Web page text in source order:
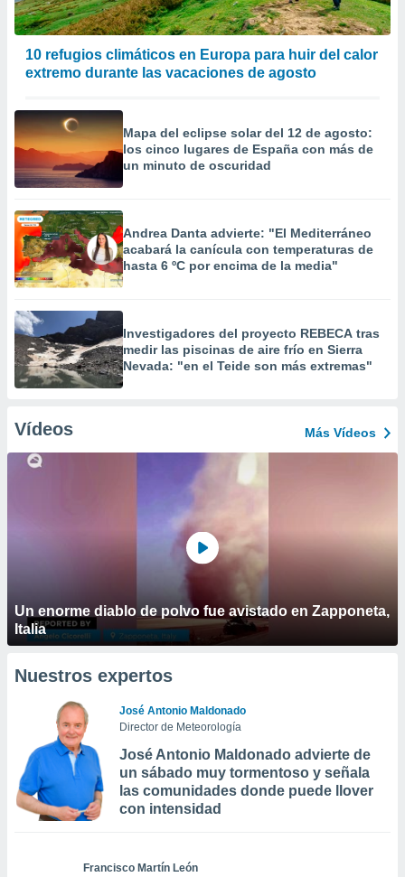
10 refugios climáticos en Europa para huir del calor
extremo durante las vacaciones de agosto
Mapa del eclipse solar del 12 de agosto:
los cinco lugares de España con más de
un minuto de oscuridad
Andrea Danta advierte: "El Mediterráneo
acabará la canícula con temperaturas de
hasta 6 ºC por encima de la media"
Investigadores del proyecto REBECA tras
medir las piscinas de aire frío en Sierra
Nevada: "en el Teide son más extremas"
Vídeos Más Vídeos
Un enorme diablo de polvo fue avistado en Zapponeta,
Italia
Nuestros expertos
José Antonio Maldonado
Director de Meteorología
José Antonio Maldonado advierte de
un sábado muy tormentoso y señala
las comunidades donde puede llover
con intensidad
Francisco Martín León